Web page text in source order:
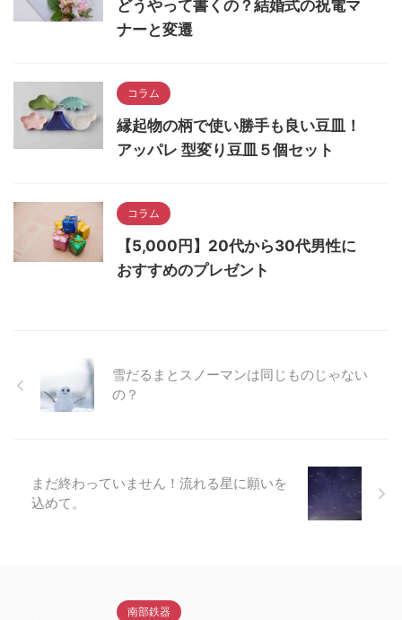
どうやって書くの？結婚式の祝電マ
ナーと変遷
コラム
縁起物の柄で使い勝手も良い豆皿！
アッパレ 型変り豆皿５個セット
コラム
【5,000円】20代から30代男性に
おすすめのプレゼント
雪だるまとスノーマンは同じものじゃない
の？
まだ終わっていません！流れる星に願いを
込めて。
南部鉄器